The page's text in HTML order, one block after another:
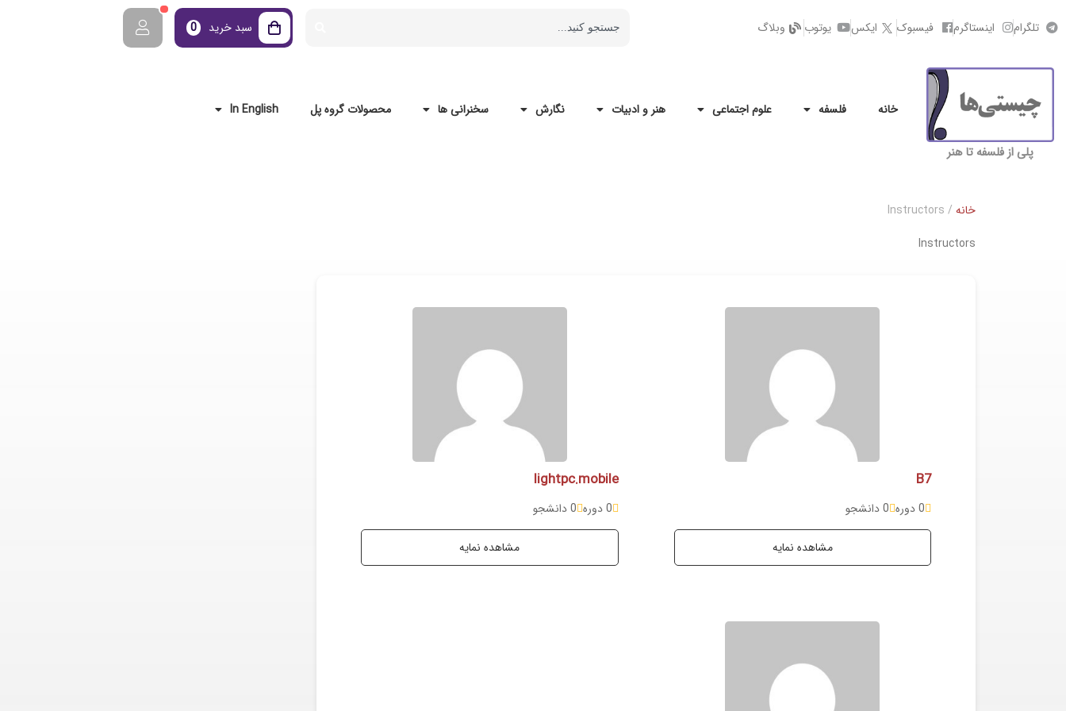
تلگرام اینستاگرم فیسبوک ایکس یوتوب وبلاگ سبد خرید 0
پلی از فلسفه تا هنر
خانه فلسفه علوم اجتماعی هنر و ادبیات نگارش سخنرانی ها محصولات گروه پل In English
خانه / Instructors
Instructors
B7
0 دوره 0 دانشجو
مشاهده نمایه
lightpc.mobile
0 دوره 0 دانشجو
مشاهده نمایه